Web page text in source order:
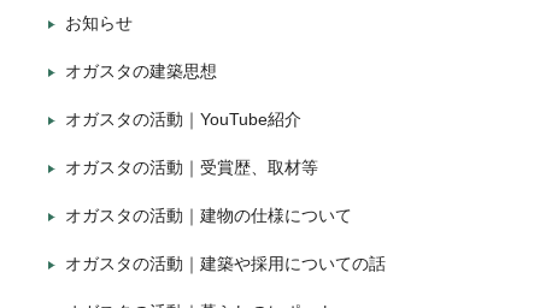
お知らせ
オガスタの建築思想
オガスタの活動｜YouTube紹介
オガスタの活動｜受賞歴、取材等
オガスタの活動｜建物の仕様について
オガスタの活動｜建築や採用についての話